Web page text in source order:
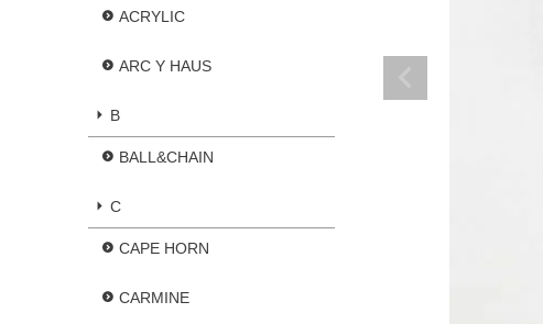
ACRYLIC
ARC Y HAUS
B
BALL&CHAIN
C
CAPE HORN
CARMINE